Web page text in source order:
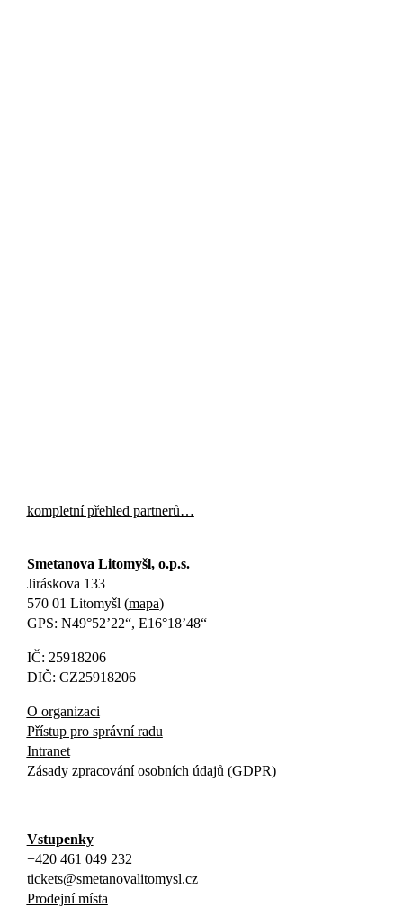
kompletní přehled partnerů…
Smetanova Litomyšl, o.p.s.
Jiráskova 133
570 01 Litomyšl (mapa)
GPS: N49°52’22“, E16°18’48“
IČ: 25918206
DIČ: CZ25918206
O organizaci
Přístup pro správní radu
Intranet
Zásady zpracování osobních údajů (GDPR)
Vstupenky
+420 461 049 232
tickets@smetanovalitomysl.cz
Prodejní místa